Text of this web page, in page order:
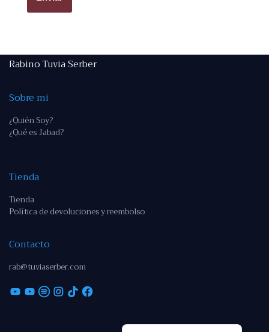
Rabino Tuvia Serber
Sobre mi
¿Quién Soy?
¿Qué es Jabad?
Tienda
Tienda
Política de devoluciones y reembolso
Contacto
rab@tuviaserber.com